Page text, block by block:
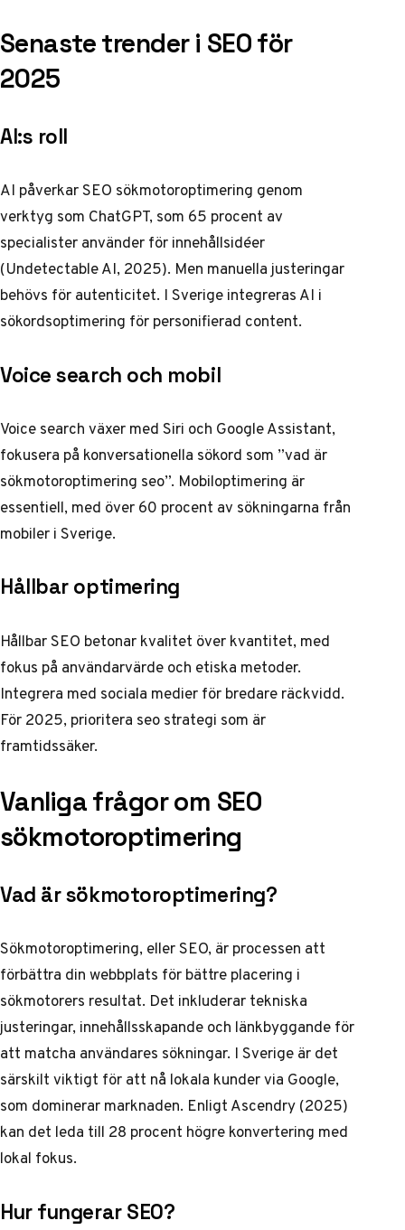
Senaste trender i SEO för
2025
AI:s roll
AI påverkar SEO sökmotoroptimering genom
verktyg som ChatGPT, som 65 procent av
specialister använder för innehållsidéer
(Undetectable AI, 2025). Men manuella justeringar
behövs för autenticitet. I Sverige integreras AI i
sökordsoptimering för personifierad content.
Voice search och mobil
Voice search växer med Siri och Google Assistant,
fokusera på konversationella sökord som ”vad är
sökmotoroptimering seo”. Mobiloptimering är
essentiell, med över 60 procent av sökningarna från
mobiler i Sverige.
Hållbar optimering
Hållbar SEO betonar kvalitet över kvantitet, med
fokus på användarvärde och etiska metoder.
Integrera med sociala medier för bredare räckvidd.
För 2025, prioritera seo strategi som är
framtidssäker.
Vanliga frågor om SEO
sökmotoroptimering
Vad är sökmotoroptimering?
Sökmotoroptimering, eller SEO, är processen att
förbättra din webbplats för bättre placering i
sökmotorers resultat. Det inkluderar tekniska
justeringar, innehållsskapande och länkbyggande för
att matcha användares sökningar. I Sverige är det
särskilt viktigt för att nå lokala kunder via Google,
som dominerar marknaden. Enligt Ascendry (2025)
kan det leda till 28 procent högre konvertering med
lokal fokus.
Hur fungerar SEO?